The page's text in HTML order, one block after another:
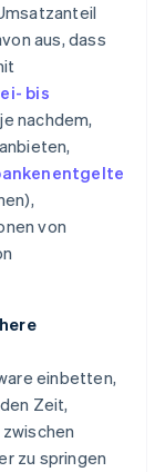
aus, dass
bis
nachdem,
von
einbetten,
Zeit,
zu springen